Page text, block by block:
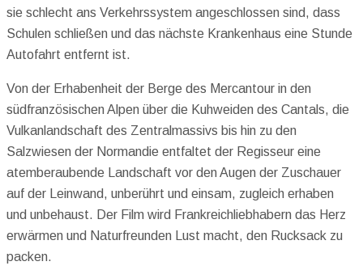
sie schlecht ans Verkehrssystem angeschlossen sind, dass
Schulen schließen und das nächste Krankenhaus eine Stunde
Autofahrt entfernt ist.
Von der Erhabenheit der Berge des Mercantour in den
südfranzösischen Alpen über die Kuhweiden des Cantals, die
Vulkanlandschaft des Zentralmassivs bis hin zu den
Salzwiesen der Normandie entfaltet der Regisseur eine
atemberaubende Landschaft vor den Augen der Zuschauer
auf der Leinwand, unberührt und einsam, zugleich erhaben
und unbehaust. Der Film wird Frankreichliebhabern das Herz
erwärmen und Naturfreunden Lust macht, den Rucksack zu
packen.